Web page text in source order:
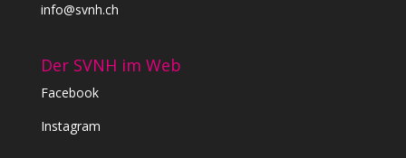
info@svnh.ch
Der SVNH im Web
Facebook
Instagram